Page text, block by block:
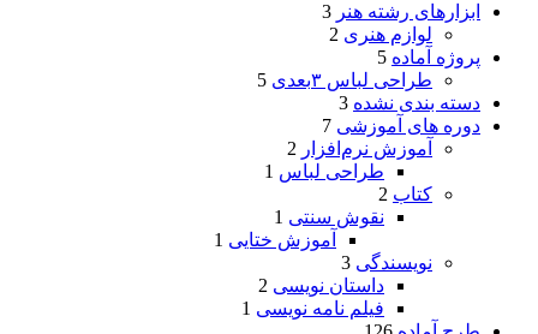
ابزارهای رشته هنر 3
لوازم هنری 2
پروژه آماده 5
طراحی لباس ۳بعدی
5
دسته بندی نشده 3
دوره های آموزشی 7
آموزش نرم‌افزار 2
طراحی لباس 1
کتاب 2
نقوش سنتی 1
آموزش ختایی 1
نویسندگی 3
داستان نویسی 2
فیلم نامه نویسی 1